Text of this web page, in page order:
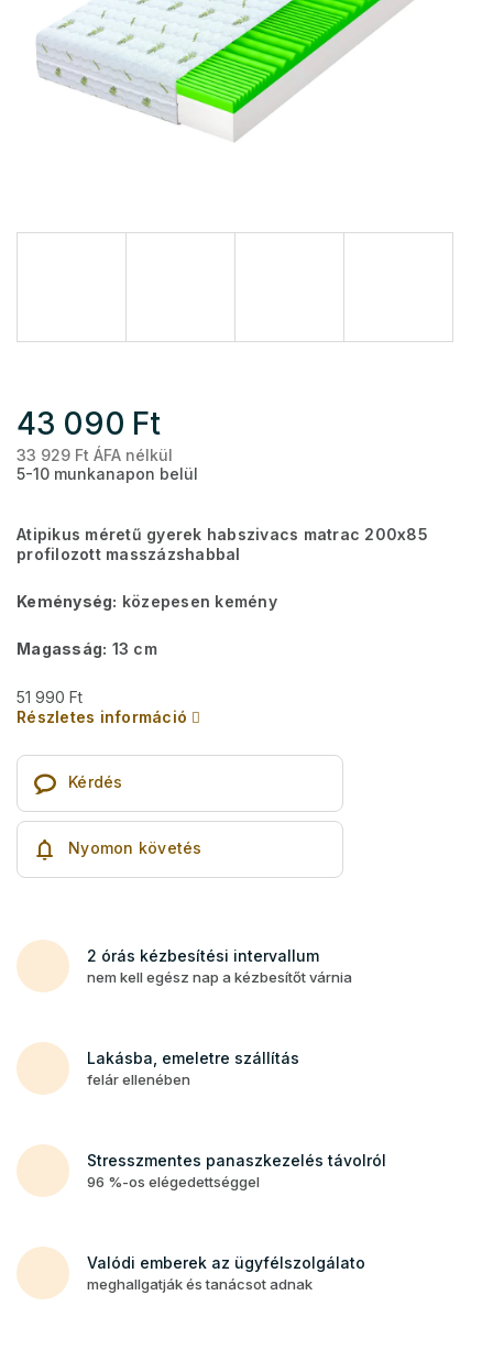
43 090 Ft
33 929 Ft ÁFA nélkül
5-10 munkanapon belül
Atipikus méretű gyerek habszivacs matrac 200x85
profilozott masszázshabbal
Keménység: közepesen kemény
Magasság: 13 cm
51 990 Ft
Részletes információ
Kérdés
Nyomon követés
2 órás kézbesítési intervallum
nem kell egész nap a kézbesítőt várnia
Lakásba, emeletre szállítás
felár ellenében
Stresszmentes panaszkezelés távolról
96 %-os elégedettséggel
Valódi emberek az ügyfélszolgálato
meghallgatják és tanácsot adnak